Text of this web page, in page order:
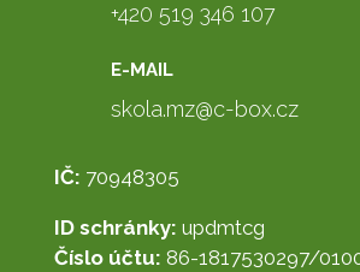
+420 519 346 107
E-MAIL
skola.mz@c-box.cz
IČ: 70948305
ID schránky: updmtcg
Číslo účtu: 86-1817530297/